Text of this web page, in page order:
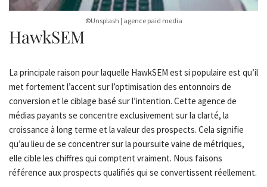
©Unsplash | agence paid media
HawkSEM
La principale raison pour laquelle HawkSEM est si populaire est qu’il
met fortement l’accent sur l’optimisation des entonnoirs de
conversion et le ciblage basé sur l’intention. Cette agence de
médias payants se concentre exclusivement sur la clarté, la
croissance à long terme et la valeur des prospects. Cela signifie
qu’au lieu de se concentrer sur la poursuite vaine de métriques,
elle cible les chiffres qui comptent vraiment. Nous faisons
référence aux prospects qualifiés qui se convertissent réellement.